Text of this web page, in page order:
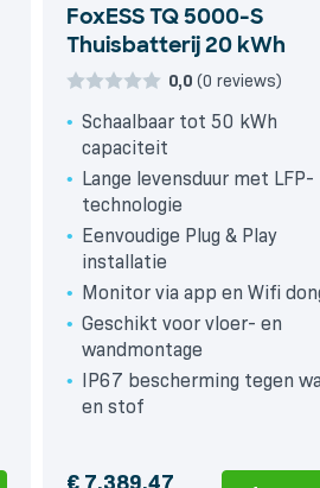
FoxESS TQ 5000-S
Thuisbatterij 20 kWh
0,0(0 reviews)
Schaalbaar tot 50 kWh
capaciteit
Lange levensduur met LFP-
technologie
Eenvoudige Plug & Play
installatie
Monitor via app en Wifi
Geschikt voor vloer- en
wandmontage
IP67 bescherming tegen
en stof